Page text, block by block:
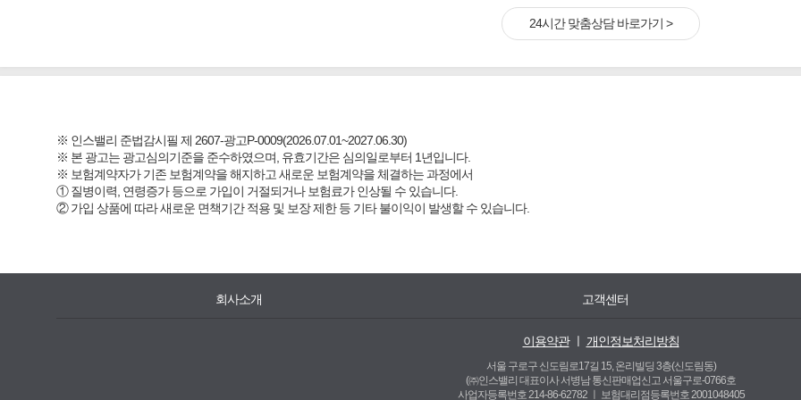
24시간 맞춤상담 바로가기 >
※ 인스밸리 준법감시필 제 2607-광고P-0009(2026.07.01~2027.06.30)
※ 본 광고는 광고심의기준을 준수하였으며, 유효기간은 심의일로부터 1년입니다.
※ 보험계약자가 기존 보험계약을 해지하고 새로운 보험계약을 체결하는 과정에서
① 질병이력, 연령증가 등으로 가입이 거절되거나 보험료가 인상될 수 있습니다.
② 가입 상품에 따라 새로운 면책기간 적용 및 보장 제한 등 기타 불이익이 발생할 수 있습니다.
회사소개 고객센터
이용약관ㅣ 개인정보처리방침
서울 구로구 신도림로17길 15, 온리빌딩 3층(신도림동)
(㈜인스밸리 대표이사 서병남 통신판매업신고 서울구로-0766호
사업자등록번호 214-86-62782 ㅣ 보험대리점등록번호 2001048405